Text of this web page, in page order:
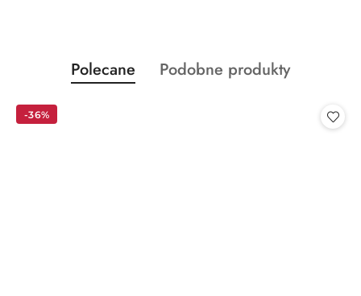
Pomiń karuzelę produktów
Produkty
o
Polecane
Produkty
Podobne produkty
-36%